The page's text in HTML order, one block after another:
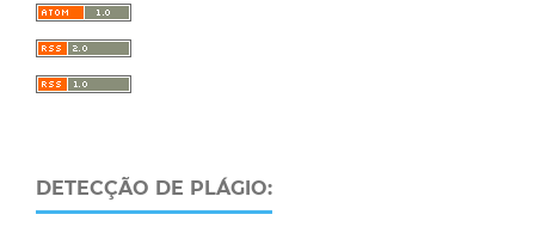
DETECÇÃO DE PLÁGIO: